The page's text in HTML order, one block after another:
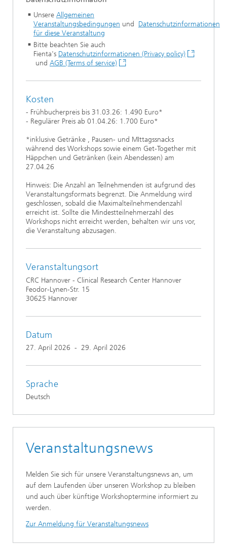
Unsere Allgemeinen
Veranstaltungsbedingungen und Datenschutzinformationen
für diese Veranstaltung
Bitte beachten Sie auch
Fienta's Datenschutzinformationen (Privacy policy)
und AGB (Terms of service)
Kosten
- Frühbucherpreis bis 31.03.26: 1.490 Euro*
- Regulärer Preis ab 01.04.26: 1.700 Euro*
*inklusive Getränke , Pausen- und MIttagssnacks
während des Workshops sowie einem Get-Together mit
Häppchen und Getränken (kein Abendessen) am
27.04.26
Hinweis: Die Anzahl an Teilnehmenden ist aufgrund des
Veranstaltungsformats begrenzt. Die Anmeldung wird
geschlossen, sobald die Maximalteilnehmendenzahl
erreicht ist. Sollte die Mindestteilnehmerzahl des
Workshops nicht erreicht werden, behalten wir uns vor,
die Veranstaltung abzusagen.
Veranstaltungsort
CRC Hannover - Clinical Research Center Hannover
Feodor-Lynen-Str. 15
30625 Hannover
Datum
27. April 2026 - 29. April 2026
Sprache
Deutsch
Veranstaltungsnews
Melden Sie sich für unsere Veranstaltungsnews an, um
auf dem Laufenden über unseren Workshop zu bleiben
und auch über künftige Workshoptermine informiert zu
werden.
Zur Anmeldung für Veranstaltungsnews